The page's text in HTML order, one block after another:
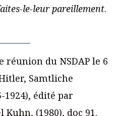
le-leur pareillement.
réunion du NSDAP le 6
Samtliche
1924), édité par
Kuhn, (1980), doc 91.